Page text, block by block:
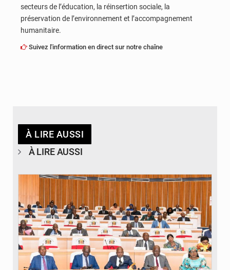
secteurs de l’éducation, la réinsertion sociale, la
préservation de l’environnement et l’accompagnement
humanitaire.
Suivez l'information en direct sur notre chaîne
À LIRE AUSSI
À LIRE AUSSI